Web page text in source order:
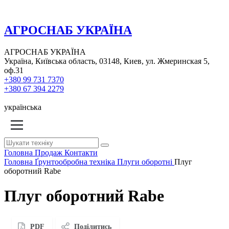
АГРОСНАБ УКРАЇНА
АГРОСНАБ УКРАЇНА
Україна, Київська область, 03148, Киев, ул. Жмеринская 5,
оф.31
+380 99 731 7370
+380 67 394 2279
українська
Головна Продаж Контакти
Головна Ґрунтообробна техніка Плуги оборотні Плуг
оборотний Rabe
Плуг оборотний Rabe
PDF Поділитись